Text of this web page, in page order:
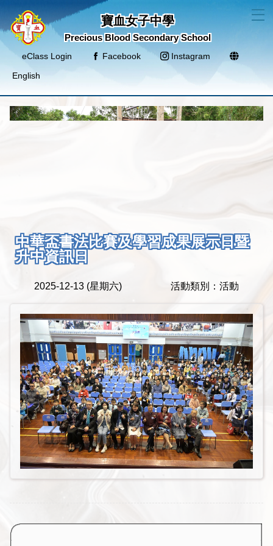
寶血女子中學
Precious Blood Secondary School
eClass Login Facebook
Instagram
English
中華盃書法比賽及學習成果展示日暨
升中資訊日
2025-12-13 (星期六) 活動類別：活動